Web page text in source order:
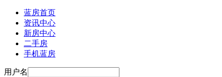
蓝房首页
资讯中心
新房中心
二手房
手机蓝房
用户名